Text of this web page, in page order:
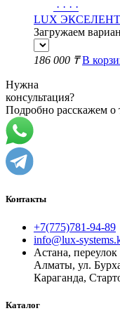
· · · ·
LUX ЭКСЕЛЕНТ -
Загружаем
186 000 ₸ В
Нужна
консультация?
Подробно расскажем о
Контакты
+7(775)781-94-89
info@lux-
Астана,
Алматы, ул.
Караганда,
Каталог